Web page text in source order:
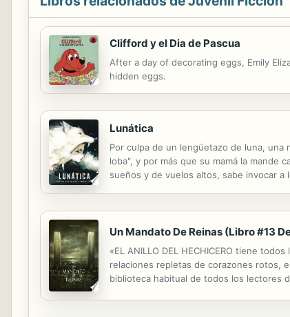
Clifford y el Dia de Pascua
After a day of decorating eggs, Emily
hidden eggs.
Lunática
Por culpa de un lengüetazo de luna, una
loba", y por más que su mamá la mande
sueños y de vuelos altos, sabe invocar
Un Mandato De Reinas (Libro #13
«EL ANILLO DEL HECHICERO tiene
relaciones repletas de corazones rotos,
biblioteca habitual de todos los lectores